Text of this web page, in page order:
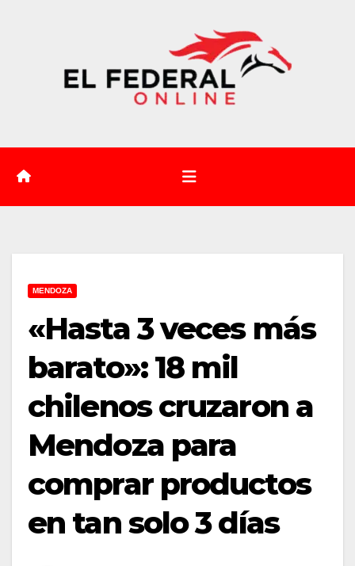
MENDOZA
«Hasta 3 veces más
barato»: 18 mil
chilenos cruzaron a
Mendoza para
comprar productos
en tan solo 3 días